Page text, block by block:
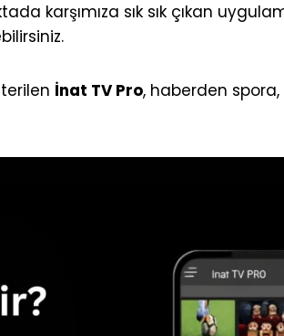
karşımıza sık sık çıkan
İnat TV Pro, haberden